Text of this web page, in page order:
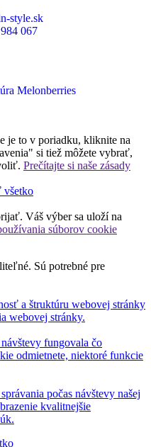
style.sk
067
Melonberries
je to v poriadku, kliknite na
si tiež môžete vybrať,
Prečítajte si naše zásady
všetko
Váš výber sa uloží na
súborov cookie
Sú potrebné pre
a štruktúru webovej stránky
webovej stránky.
fungovala čo
odmietnete, niektoré funkcie
počas návštevy našej
kvalitnejšie